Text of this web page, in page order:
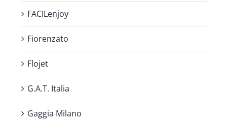
FACILenjoy
Fiorenzato
Flojet
G.A.T. Italia
Gaggia Milano